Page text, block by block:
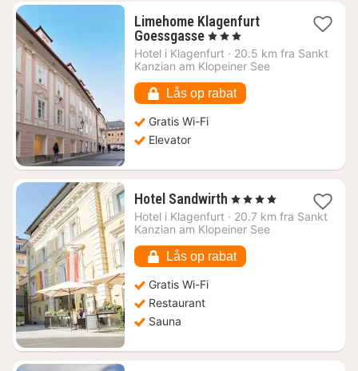
Limehome Klagenfurt
Goessgasse1
nat
fra
628
kr.
, 3 Stjerner
Hotel i Klagenfurt · 20.5 km fra Sankt
Kanzian am Klopeiner See
Lås op rabat
Gratis Wi-Fi
Elevator
Hotel Sandwirth 1
nat
fra
kr.
, 4 Stjerner
Hotel i Klagenfurt · 20.7 km fra Sankt
Kanzian am Klopeiner See
Lås op rabat
Gratis Wi-Fi
Restaurant
Sauna